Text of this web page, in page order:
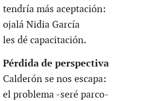
tendría más aceptación:
ojalá Nidia García
les dé capacitación.
Pérdida de perspectiva
Calderón se nos escapa:
el problema -seré parco-